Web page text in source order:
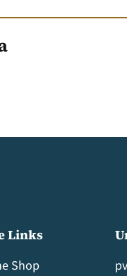
Links
Shop